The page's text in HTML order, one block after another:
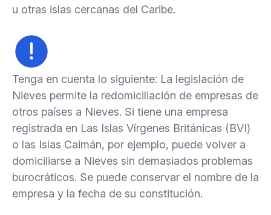
u otras islas cercanas del Caribe.
Tenga en cuenta lo siguiente: La legislación de
Nieves permite la redomiciliación de empresas de
otros países a Nieves. Si tiene una empresa
registrada en Las Islas Vírgenes Británicas (BVI)
o las Islas Caimán, por ejemplo, puede volver a
domiciliarse a Nieves sin demasiados problemas
burocráticos. Se puede conservar el nombre de la
empresa y la fecha de su constitución.